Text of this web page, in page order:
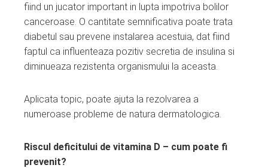
fiind un jucator important in lupta impotriva bolilor
canceroase. O cantitate semnificativa poate trata
diabetul sau prevene instalarea acestuia, dat fiind
faptul ca influenteaza pozitiv secretia de insulina si
diminueaza rezistenta organismului la aceasta.
Aplicata topic, poate ajuta la rezolvarea a
numeroase probleme de natura dermatologica.
Riscul deficitului de vitamina D – cum poate fi
prevenit?